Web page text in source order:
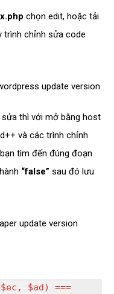
chọn edit, hoặc tải
trình chỉnh sửa code
thì với mở bằng host
và các trình chỉnh
tìm đến đúng đoạn
“false” sau đó lưu
$ad) ===